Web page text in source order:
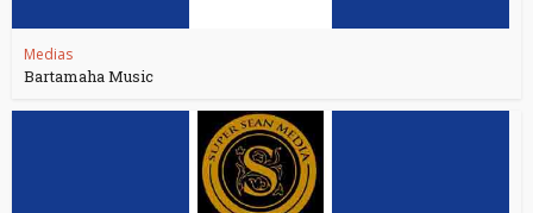
Medias
Bartamaha Music